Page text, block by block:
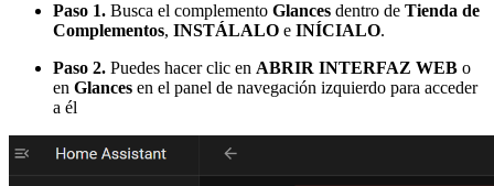
Paso 1. Busca el complemento Glances dentro de Tienda de
Complementos, INSTÁLALO e INÍCIALO.
Paso 2. Puedes hacer clic en ABRIR INTERFAZ WEB o
en Glances en el panel de navegación izquierdo para acceder
a él